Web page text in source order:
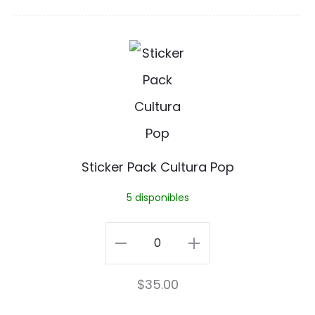
P
S
t
i
c
r
a
c
Sticker Pack Cultura Pop
5 disponibles
Sticker
Pack
Cultura
$35.00